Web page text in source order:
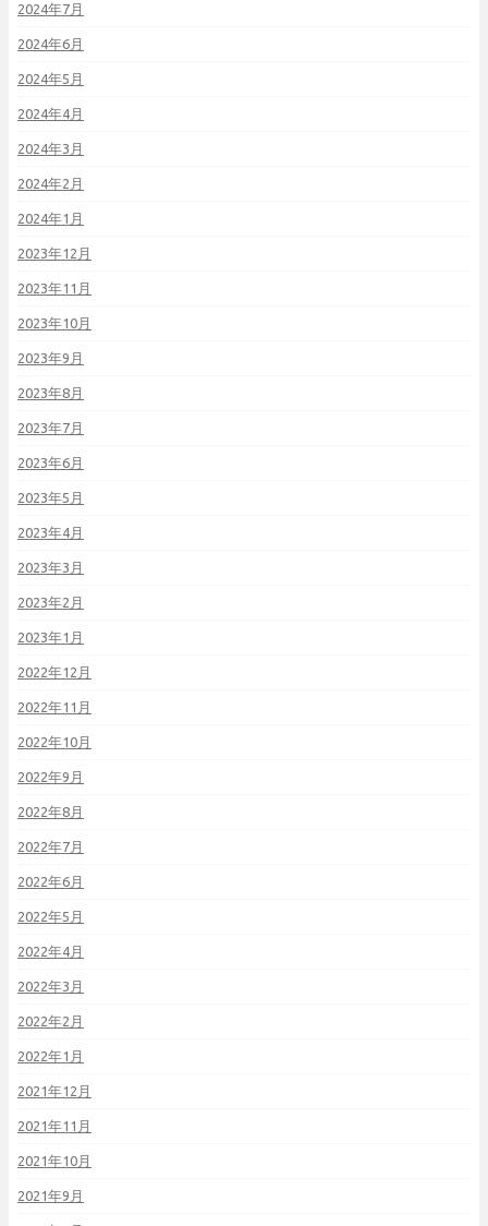
2024年7月
2024年6月
2024年5月
2024年4月
2024年3月
2024年2月
2024年1月
2023年12月
2023年11月
2023年10月
2023年9月
2023年8月
2023年7月
2023年6月
2023年5月
2023年4月
2023年3月
2023年2月
2023年1月
2022年12月
2022年11月
2022年10月
2022年9月
2022年8月
2022年7月
2022年6月
2022年5月
2022年4月
2022年3月
2022年2月
2022年1月
2021年12月
2021年11月
2021年10月
2021年9月